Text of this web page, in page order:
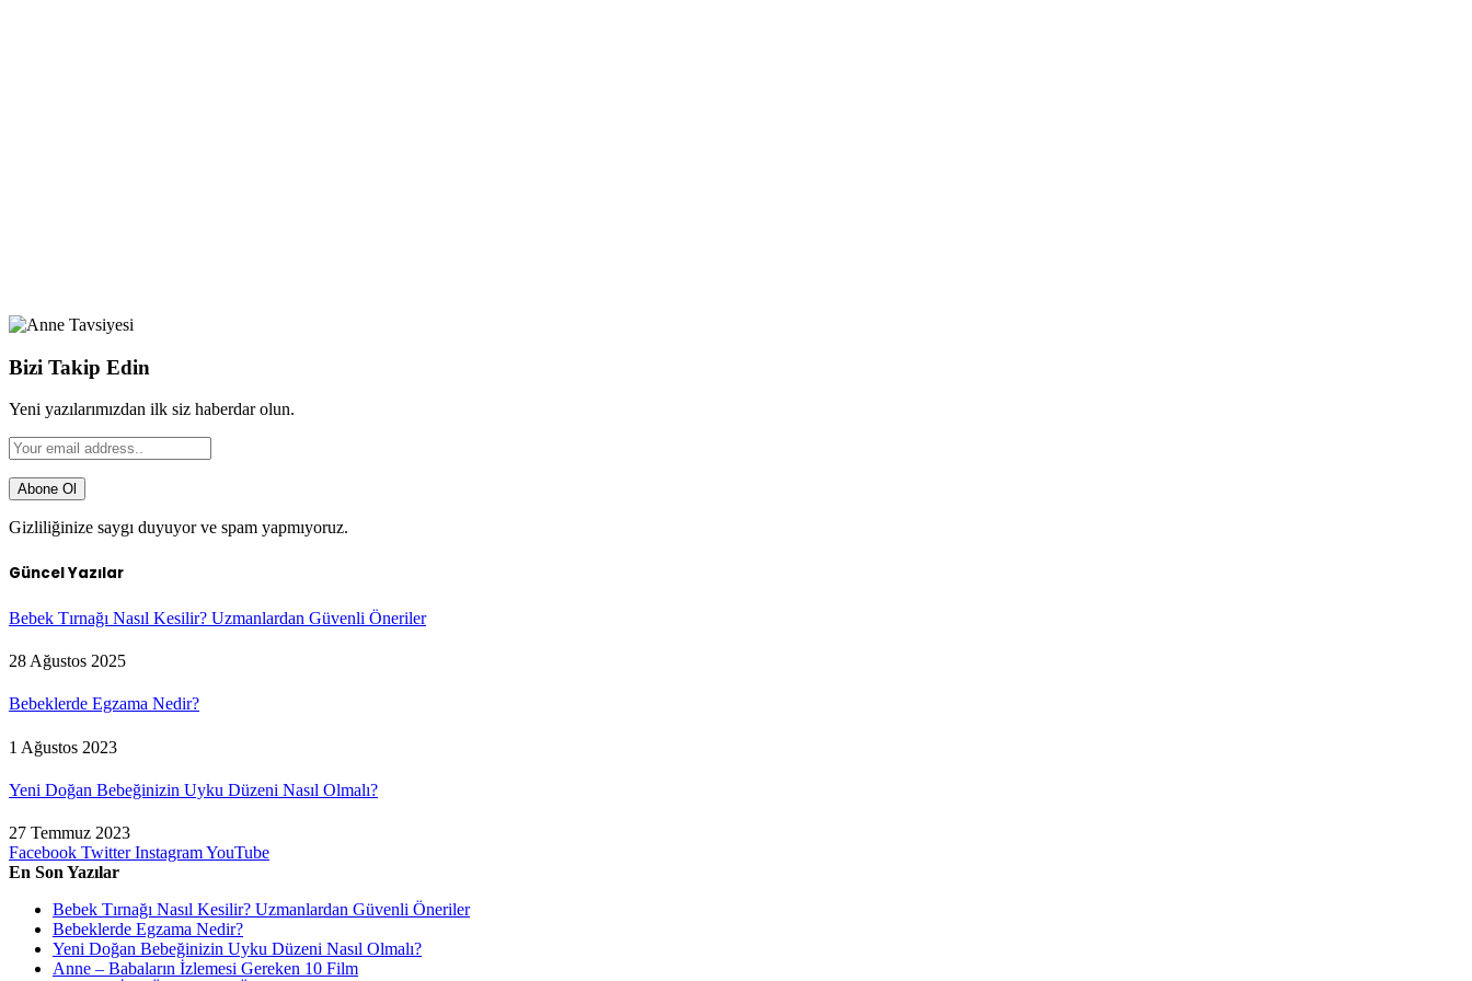
Bizi Takip Edin
Yeni yazılarımızdan ilk siz haberdar olun.
Gizliliğinize saygı duyuyor ve spam yapmıyoruz.
Güncel Yazılar
Bebek Tırnağı Nasıl Kesilir? Uzmanlardan Güvenli Öneriler
28 Ağustos 2025
Bebeklerde Egzama Nedir?
1 Ağustos 2023
Yeni Doğan Bebeğinizin Uyku Düzeni Nasıl Olmalı?
27 Temmuz 2023
Facebook Twitter InstagramYouTube
En Son Yazılar
Bebek Tırnağı Nasıl Kesilir? Uzmanlardan Güvenli Öneriler
Bebeklerde Egzama Nedir?
Yeni Doğan Bebeğinizin Uyku Düzeni Nasıl Olmalı?
Anne – Babaların İzlemesi Gereken 10 Film